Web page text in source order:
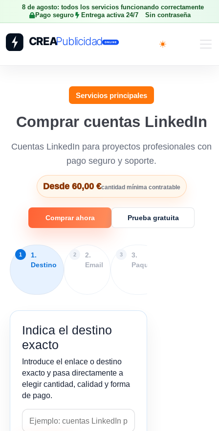
8 de agosto: todos los servicios funcionando correctamente
Pago seguro
Entrega activa 24/7 Sin contraseña
Toggle theme
Servicios principales
Comprar cuentas LinkedIn
Cuentas LinkedIn para proyectos profesionales con
pago seguro y soporte.
Desde 60,00 €cantidad mínima contratable
Comprar ahora Prueba gratuita
1.
Destino
2.
Email
3.
Paquete
Indica el destino
exacto
Introduce el enlace o destino
exacto y pasa directamente a
elegir cantidad, calidad y forma
de pago.